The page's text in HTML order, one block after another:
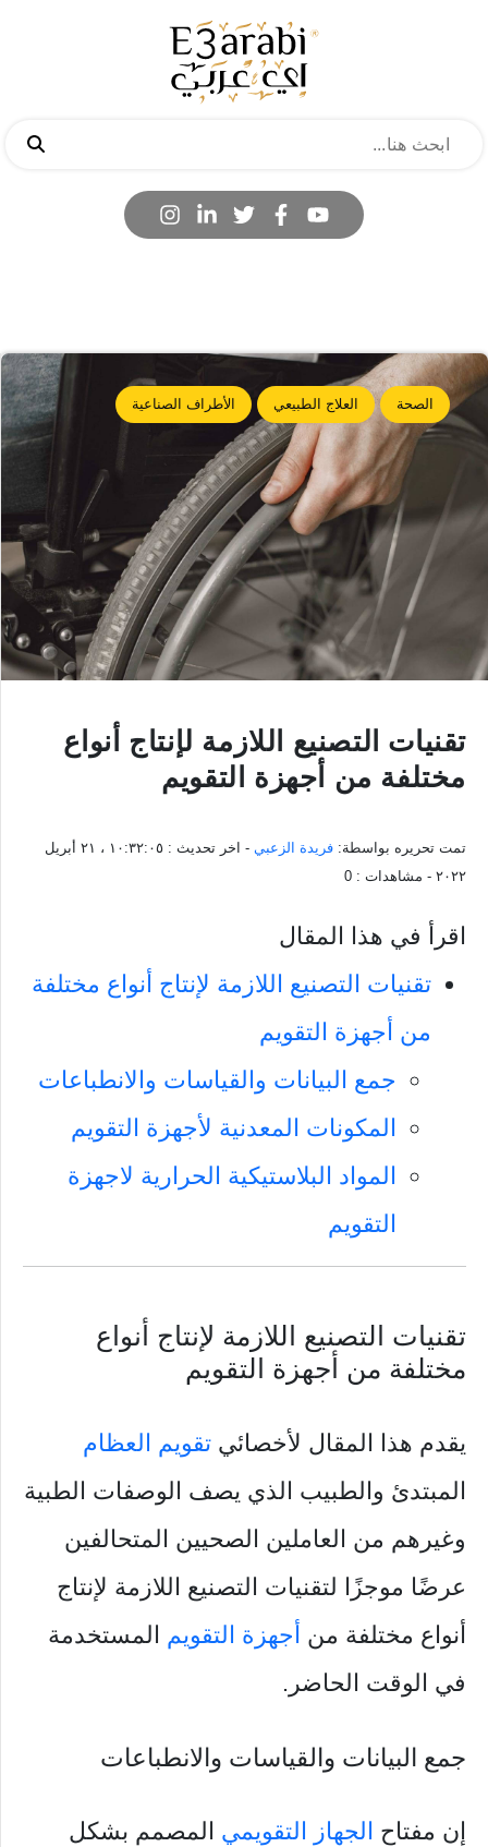
الصحة العلاج الطبيعي الأطراف الصناعية
تقنيات التصنيع اللازمة لإنتاج أنواع
مختلفة من أجهزة التقويم
تمت تحريره بواسطة: فريدة الزعبي - اخر تحديث :
١٠:٣٢:٠٥ ، ٢١ أبريل
٢٠٢٢ - مشاهدات : 0
اقرأ في هذا المقال
تقنيات التصنيع اللازمة لإنتاج أنواع مختلفة
من أجهزة التقويم
جمع البيانات والقياسات والانطباعات
المكونات المعدنية لأجهزة التقويم
المواد البلاستيكية الحرارية لاجهزة
التقويم
تقنيات التصنيع اللازمة لإنتاج أنواع
مختلفة من أجهزة التقويم
يقدم هذا المقال لأخصائي تقويم العظام
المبتدئ والطبيب الذي يصف الوصفات الطبية
وغيرهم من العاملين الصحيين المتحالفين
عرضًا موجزًا لتقنيات التصنيع اللازمة لإنتاج
أنواع مختلفة من أجهزة التقويم المستخدمة
في الوقت الحاضر.
جمع البيانات والقياسات والانطباعات
إن مفتاح الجهاز التقويمي المصمم بشكل